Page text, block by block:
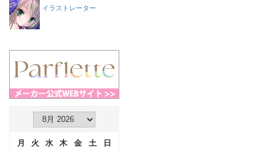
イラストレーター
月 火 水 木 金 土
日